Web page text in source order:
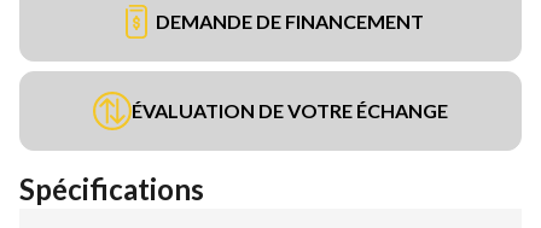
DEMANDE DE FINANCEMENT
ÉVALUATION DE VOTRE ÉCHANGE
Spécifications